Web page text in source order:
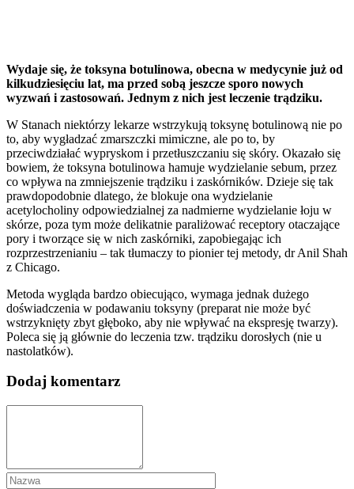
Wydaje się, że toksyna botulinowa, obecna w medycynie już od
kilkudziesięciu lat, ma przed sobą jeszcze sporo nowych
wyzwań i zastosowań. Jednym z nich jest leczenie trądziku.
W Stanach niektórzy lekarze wstrzykują toksynę botulinową nie po
to, aby wygładzać zmarszczki mimiczne, ale po to, by
przeciwdziałać wypryskom i przetłuszczaniu się skóry. Okazało się
bowiem, że toksyna botulinowa hamuje wydzielanie sebum, przez
co wpływa na zmniejszenie trądziku i zaskórników. Dzieje się tak
prawdopodobnie dlatego, że blokuje ona wydzielanie
acetylocholiny odpowiedzialnej za nadmierne wydzielanie łoju w
skórze, poza tym może delikatnie paraliżować receptory otaczające
pory i tworzące się w nich zaskórniki, zapobiegając ich
rozprzestrzenianiu – tak tłumaczy to pionier tej metody, dr Anil Shah
z Chicago.
Metoda wygląda bardzo obiecująco, wymaga jednak dużego
doświadczenia w podawaniu toksyny (preparat nie może być
wstrzyknięty zbyt głęboko, aby nie wpływać na ekspresję twarzy).
Poleca się ją głównie do leczenia tzw. trądziku dorosłych (nie u
nastolatków).
Dodaj komentarz